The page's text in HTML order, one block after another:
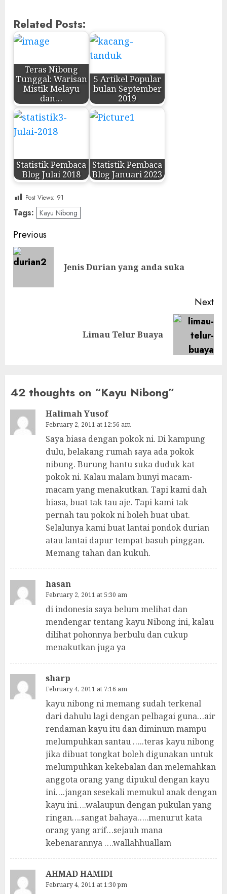
Related Posts:
Teras Nibong
Tunggal: Warisan
Mistik Melayu
dan…
5 Artikel Popular
bulan September
2019
Statistik Pembaca
Blog Julai 2018
Statistik Pembaca
Blog Januari 2023
Post Views: 91
Tags: Kayu Nibong
Post
navigation
Previous
Jenis Durian yang anda suka
Next
Limau Telur Buaya
42 thoughts on “Kayu Nibong”
Halimah Yusof
February 2, 2011 at 12:56 am
Saya biasa dengan pokok ni. Di kampung
dulu, belakang rumah saya ada pokok
nibung. Burung hantu suka duduk kat
pokok ni. Kalau malam bunyi macam-
macam yang menakutkan. Tapi kami dah
biasa, buat tak tau aje. Tapi kami tak
pernah tau pokok ni boleh buat ubat.
Selalunya kami buat lantai pondok durian
atau lantai dapur tempat basuh pinggan.
Memang tahan dan kukuh.
hasan
February 2, 2011 at 5:30 am
di indonesia saya belum melihat dan
mendengar tentang kayu Nibong ini, kalau
dilihat pohonnya berbulu dan cukup
menakutkan juga ya
sharp
February 4, 2011 at 7:16 am
kayu nibong ni memang sudah terkenal
dari dahulu lagi dengan pelbagai guna…air
rendaman kayu itu dan diminum mampu
melumpuhkan santau …..teras kayu nibong
jika dibuat tongkat boleh digunakan untuk
melumpuhkan kekebalan dan melemahkan
anggota orang yang dipukul dengan kayu
ini….jangan sesekali memukul anak dengan
kayu ini….walaupun dengan pukulan yang
ringan….sangat bahaya…..menurut kata
orang yang arif…sejauh mana
kebenarannya ….wallahhuallam
AHMAD HAMIDI
February 4, 2011 at 1:30 pm